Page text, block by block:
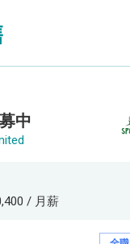
中
/ 月薪